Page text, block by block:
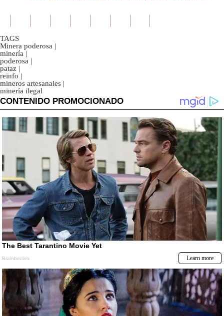
TAGS
Minera poderosa |
minería |
poderosa |
pataz |
reinfo |
mineros artesanales |
minería ilegal